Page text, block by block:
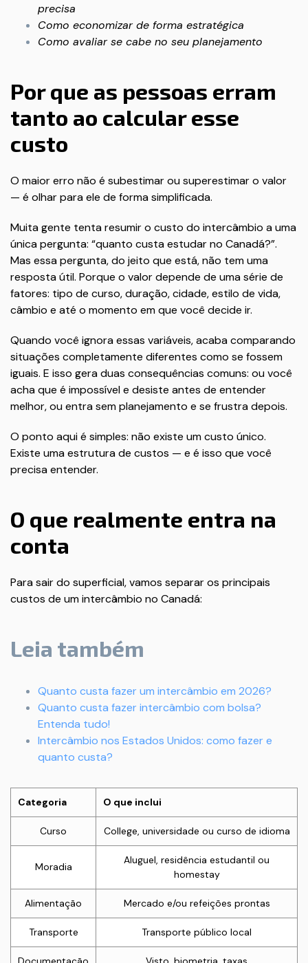
precisa
Como economizar de forma estratégica
Como avaliar se cabe no seu planejamento
Por que as pessoas erram
tanto ao calcular esse
custo
O maior erro não é subestimar ou superestimar o valor
— é olhar para ele de forma simplificada.
Muita gente tenta resumir o custo do intercâmbio a uma
única pergunta: “quanto custa estudar no Canadá?”.
Mas essa pergunta, do jeito que está, não tem uma
resposta útil. Porque o valor depende de uma série de
fatores: tipo de curso, duração, cidade, estilo de vida,
câmbio e até o momento em que você decide ir.
Quando você ignora essas variáveis, acaba comparando
situações completamente diferentes como se fossem
iguais. E isso gera duas consequências comuns: ou você
acha que é impossível e desiste antes de entender
melhor, ou entra sem planejamento e se frustra depois.
O ponto aqui é simples: não existe um custo único.
Existe uma estrutura de custos — e é isso que você
precisa entender.
O que realmente entra na
conta
Para sair do superficial, vamos separar os principais
custos de um intercâmbio no Canadá:
Leia também
Quanto custa fazer um intercâmbio em 2026?
Quanto custa fazer intercâmbio com bolsa?
Entenda tudo!
Intercâmbio nos Estados Unidos: como fazer e
quanto custa?
Categoria O que inclui
Curso College, universidade ou curso de idioma
Moradia
Aluguel, residência estudantil ou
homestay
Alimentação Mercado e/ou refeições prontas
Transporte Transporte público local